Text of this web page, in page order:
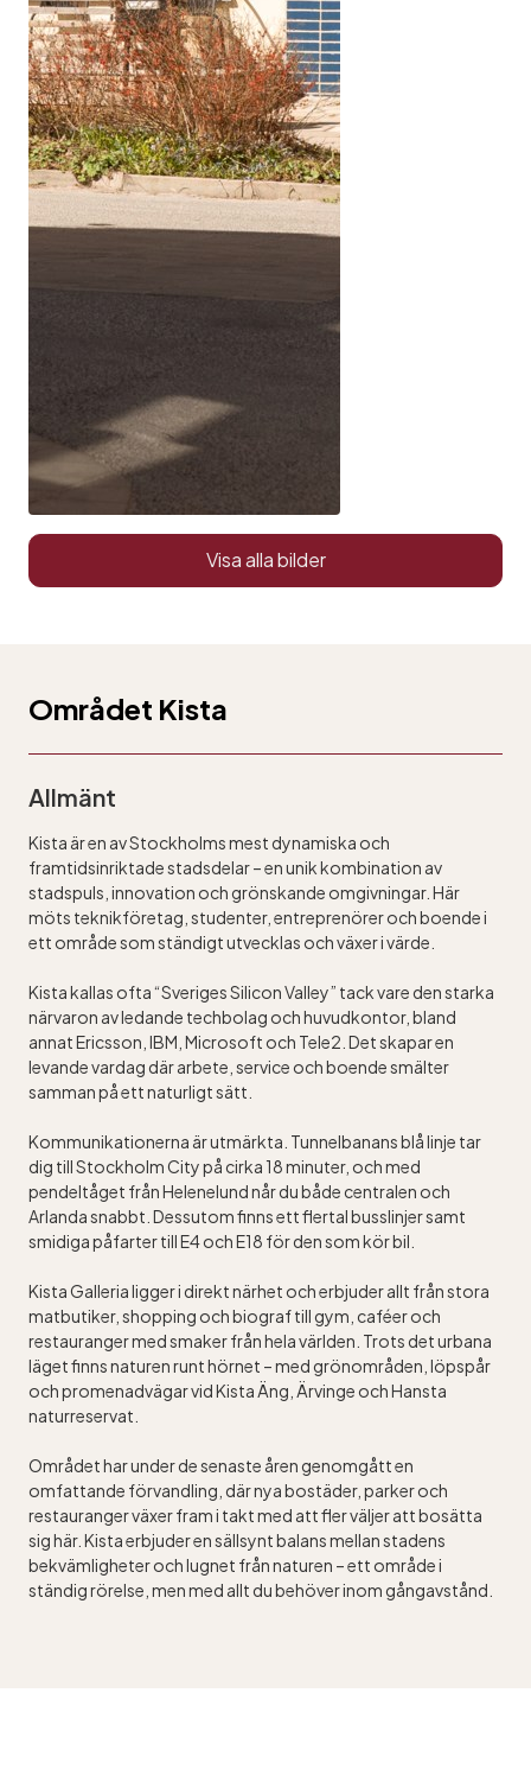
Visa alla bilder
Området Kista
Allmänt
Kista är en av Stockholms mest dynamiska och
framtidsinriktade stadsdelar – en unik kombination av
stadspuls, innovation och grönskande omgivningar. Här
möts teknikföretag, studenter, entreprenörer och boende i
ett område som ständigt utvecklas och växer i värde.
Kista kallas ofta “Sveriges Silicon Valley” tack vare den starka
närvaron av ledande techbolag och huvudkontor, bland
annat Ericsson, IBM, Microsoft och Tele2. Det skapar en
levande vardag där arbete, service och boende smälter
samman på ett naturligt sätt.
Kommunikationerna är utmärkta. Tunnelbanans blå linje tar
dig till Stockholm City på cirka 18 minuter, och med
pendeltåget från Helenelund når du både centralen och
Arlanda snabbt. Dessutom finns ett flertal busslinjer samt
smidiga påfarter till E4 och E18 för den som kör bil.
Kista Galleria ligger i direkt närhet och erbjuder allt från stora
matbutiker, shopping och biograf till gym, caféer och
restauranger med smaker från hela världen. Trots det urbana
läget finns naturen runt hörnet – med grönområden, löpspår
och promenadvägar vid Kista Äng, Ärvinge och Hansta
naturreservat.
Området har under de senaste åren genomgått en
omfattande förvandling, där nya bostäder, parker och
restauranger växer fram i takt med att fler väljer att bosätta
sig här. Kista erbjuder en sällsynt balans mellan stadens
bekvämligheter och lugnet från naturen – ett område i
ständig rörelse, men med allt du behöver inom gångavstånd.